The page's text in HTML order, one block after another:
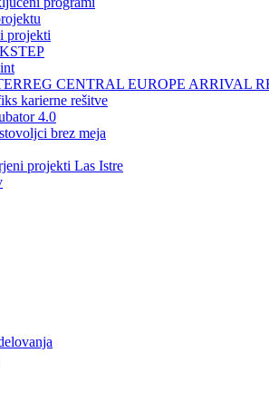
projekti
CENTRAL EUROPE ARRIVAL
karierne rešitve
4.0
brez meja
projekti Las Istre